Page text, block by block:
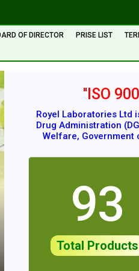
OF DIRECTOR PRISE LIST
''ISO
Royel Laboratories Ltd
Drug Administration
Welfare, Government
93
Total Products